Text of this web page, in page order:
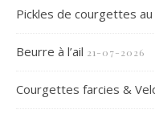
Pickles de courgettes
Beurre à l’ail 21-07-2026
Courgettes farcies &